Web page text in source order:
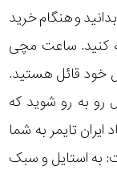
و هنگام خرید
کنید. ساعت مچی
خود قائل هستید.
رو به رو شوید که
تایمر به شما
به استایل و سبک